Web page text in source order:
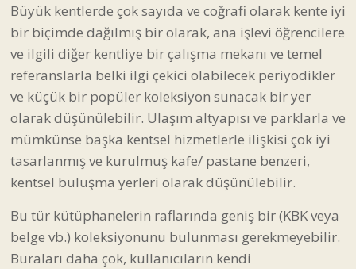
Büyük kentlerde çok sayıda ve coğrafi olarak kente iyi
bir biçimde dağılmış bir olarak, ana işlevi öğrencilere
ve ilgili diğer kentliye bir çalışma mekanı ve temel
referanslarla belki ilgi çekici olabilecek periyodikler
ve küçük bir popüler koleksiyon sunacak bir yer
olarak düşünülebilir. Ulaşım altyapısı ve parklarla ve
mümkünse başka kentsel hizmetlerle ilişkisi çok iyi
tasarlanmış ve kurulmuş kafe/ pastane benzeri,
kentsel buluşma yerleri olarak düşünülebilir.
Bu tür kütüphanelerin raflarında geniş bir (KBK veya
belge vb.) koleksiyonunu bulunması gerekmeyebilir.
Buraları daha çok, kullanıcıların kendi